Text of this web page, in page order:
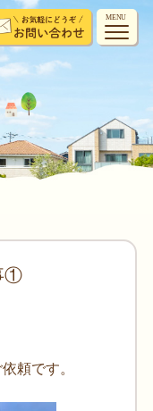
MENU
①
頼です。